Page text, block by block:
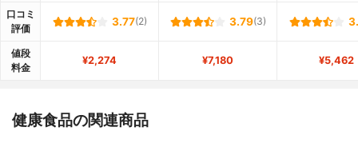
口コミ
評価
3.77(2) 3.79(3)
値段
料金
¥2,274 ¥7,180 ¥5,462
健康食品の関連商品